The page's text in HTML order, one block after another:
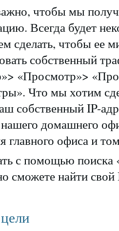
чтобы мы
Всегда будет
сделать, чтобы ее
собственный
«Просмотр»>
Что мы хотим
собственный IP-
домашнего
главного офиса и
с помощью поиска
сможете найти свой